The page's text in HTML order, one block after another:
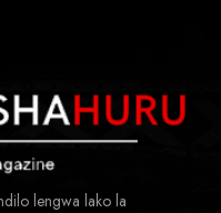
lengwa lako la